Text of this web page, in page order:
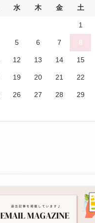
(5)
水 木 金 土
1
5 6 7 8
12 13 14 15
19 20 21 22
26 27 28 29